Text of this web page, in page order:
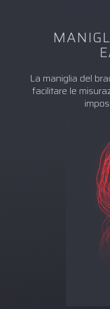
La maniglia del
facilitare le